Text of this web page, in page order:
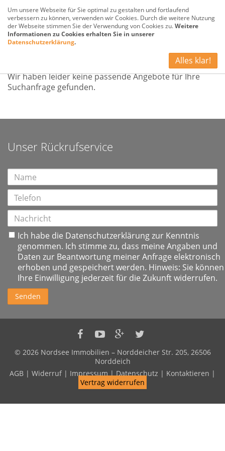
Wir haben leider keine passende Angebote für Ihre
Suchanfrage gefunden.
Unser Rückrufservice
Ich habe die Datenschutzerklärungzur Kenntnis
genommen. Ich stimme zu, dass meine Angaben und
Daten zur Beantwortung meiner Anfrage elektronisch
erhoben und gespeichert werden. Hinweis: Sie können
Ihre Einwilligung jederzeit für die Zukunft widerrufen.
Senden
Nordsee
Immobilien
auf
Facebook
Nordsee
Immobilien
auf
Youtube
Nordsee
Immobilien
auf
Google+
Immobilien
Twitter
© 2026 Nordsee Immobilien – Norddeicher Str. 205, 26506
Norddeich
AGB | Widerruf| Impressum | Datenschutz | Kontaktieren |
Vertrag widerrufen
Um unsere Webseite für Sie optimal zu gestalten und fortlaufend
verbessern zu können, verwenden wir Cookies. Durch die weitere Nutzung
der Webseite stimmen Sie der Verwendung von Cookies zu.Weitere
Informationen zu Cookies erhalten Sie in unserer
Datenschutzerklärung.
Alles klar!